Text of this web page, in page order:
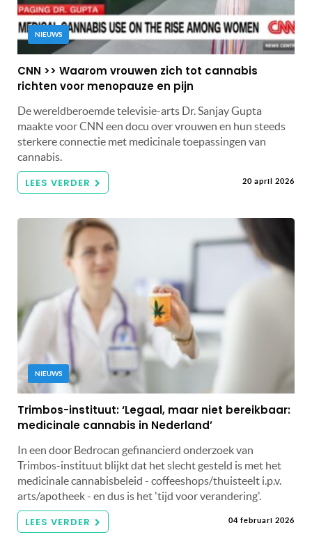
NIEUWS
CNN >> Waarom vrouwen zich tot cannabis
richten voor menopauze en pijn
De wereldberoemde televisie-arts Dr. Sanjay Gupta
maakte voor CNN een docu over vrouwen en hun steeds
sterkere connectie met medicinale toepassingen van
cannabis.
LEES VERDER 20 april 2026
NIEUWS
Trimbos-instituut: ‘Legaal, maar niet bereikbaar:
medicinale cannabis in Nederland’
In een door Bedrocan gefinancierd onderzoek van
Trimbos-instituut blijkt dat het slecht gesteld is met het
medicinale cannabisbeleid - coffeeshops/thuisteelt i.p.v.
arts/apotheek - en dus is het 'tijd voor verandering'.
LEES VERDER 04 februari 2026